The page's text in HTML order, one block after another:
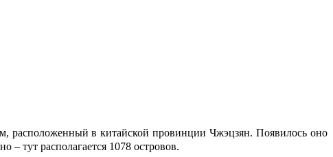
расположенный в китайской провинции Чжэцзян. Появилось оно
– тут располагается 1078 островов.